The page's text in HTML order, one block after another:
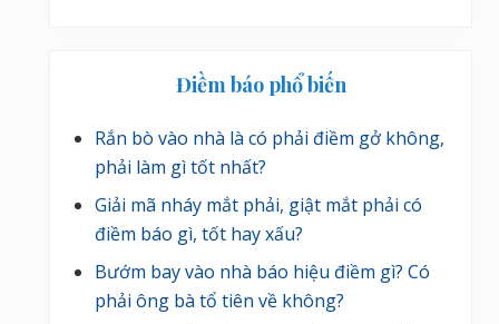
Điềm báo phổ biến
Rắn bò vào nhà là có phải điềm gở không,
phải làm gì tốt nhất?
Giải mã nháy mắt phải, giật mắt phải có
điềm báo gì, tốt hay xấu?
Bướm bay vào nhà báo hiệu điềm gì? Có
phải ông bà tổ tiên về không?